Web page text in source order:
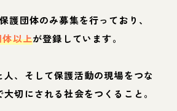
護団体のみ募集を行っており、
体以上が登録しています。
人、そして保護活動の現場をつな
切にされる社会をつくること。